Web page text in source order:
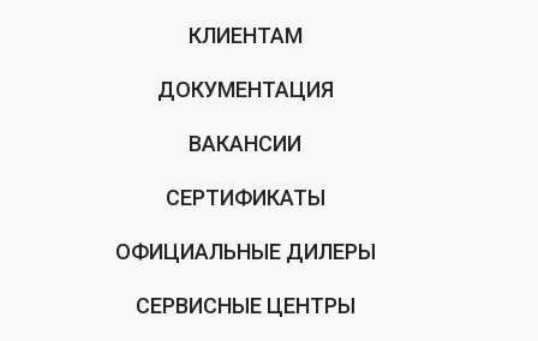
КЛИЕНТАМ
ДОКУМЕНТАЦИЯ
ВАКАНСИИ
СЕРТИФИКАТЫ
ОФИЦИАЛЬНЫЕ ДИЛЕРЫ
СЕРВИСНЫЕ ЦЕНТРЫ